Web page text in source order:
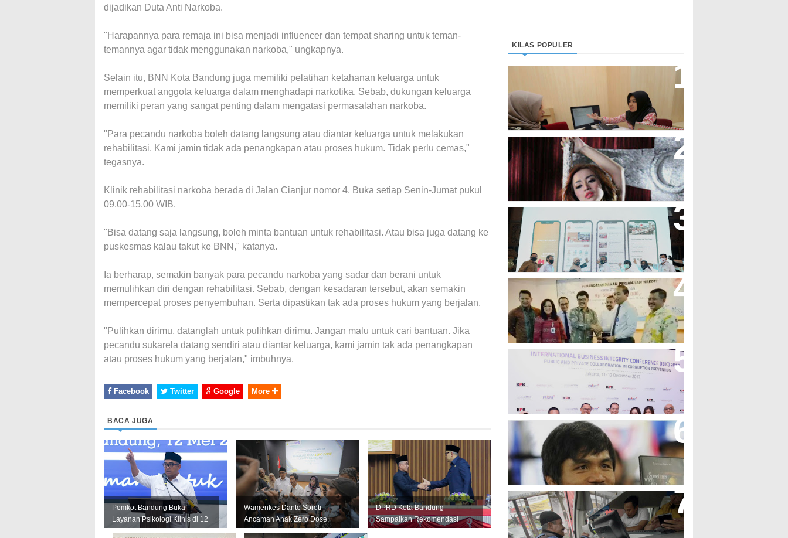
dijadikan Duta Anti Narkoba.
"Harapannya para remaja ini bisa menjadi influencer dan tempat sharing untuk teman-
temannya agar tidak menggunakan narkoba," ungkapnya.
Selain itu, BNN Kota Bandung juga memiliki pelatihan ketahanan keluarga untuk
memperkuat anggota keluarga dalam menghadapi narkotika. Sebab, dukungan keluarga
memiliki peran yang sangat penting dalam mengatasi permasalahan narkoba.
"Para pecandu narkoba boleh datang langsung atau diantar keluarga untuk melakukan
rehabilitasi. Kami jamin tidak ada penangkapan atau proses hukum. Tidak perlu cemas,"
tegasnya.
Klinik rehabilitasi narkoba berada di Jalan Cianjur nomor 4. Buka setiap Senin-Jumat pukul
09.00-15.00 WIB.
"Bisa datang saja langsung, boleh minta bantuan untuk rehabilitasi. Atau bisa juga datang ke
puskesmas kalau takut ke BNN," katanya.
Ia berharap, semakin banyak para pecandu narkoba yang sadar dan berani untuk
memulihkan diri dengan rehabilitasi. Sebab, dengan kesadaran tersebut, akan semakin
mempercepat proses penyembuhan. Serta dipastikan tak ada proses hukum yang berjalan.
"Pulihkan dirimu, datanglah untuk pulihkan dirimu. Jangan malu untuk cari bantuan. Jika
pecandu sukarela datang sendiri atau diantar keluarga, kami jamin tak ada penangkapan
atau proses hukum yang berjalan," imbuhnya.
Facebook Twitter Google More
BACA JUGA
Pemkot Bandung Buka
Layanan Psikologi Klinis di 12
Puskesmas, Fokus Tangani
Wamenkes Dante Soroti
Ancaman Anak Zero Dose,
Bandung Didorong Jadi
DPRD Kota Bandung
Sampaikan Rekomendasi
KILAS POPULER
Keuangan Syariah Di Indonesia
Meningkat
Cupi Cupita Luncurkan Single
“Yo Uwis”
Bandung Great Sale 2020 Go
Online Resmi Dimulai
Bank Bjb Fasilitasi Kredit Modal
Kerja Konstruksi PT Adhi Karya
Keren, Bank BJB Kantongi
Puluhan Penghargaan Sepanjang
2017
Dicibir Di Medsos, Manny
Pacquiao Tegaskan Pendirian
Tolak LGBT
Bjb T Samsat Manjakan Nasabah
Dalam Bayar Pajak Kendaraan